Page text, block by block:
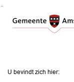
U bevindt zich hier: